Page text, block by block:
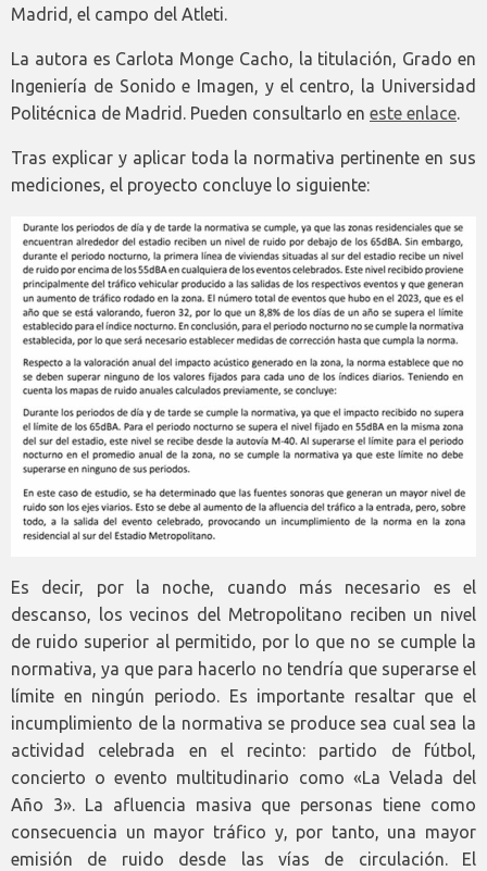
Madrid, el campo del Atleti.
La autora es Carlota Monge Cacho, la titulación, Grado en
Ingeniería de Sonido e Imagen, y el centro, la Universidad
Politécnica de Madrid. Pueden consultarlo en este enlace.
Tras explicar y aplicar toda la normativa pertinente en sus
mediciones, el proyecto concluye lo siguiente:
Es decir, por la noche, cuando más necesario es el
descanso, los vecinos del Metropolitano reciben un nivel
de ruido superior al permitido, por lo que no se cumple la
normativa, ya que para hacerlo no tendría que superarse el
límite en ningún periodo. Es importante resaltar que el
incumplimiento de la normativa se produce sea cual sea la
actividad celebrada en el recinto: partido de fútbol,
concierto o evento multitudinario como «La Velada del
Año 3». La afluencia masiva que personas tiene como
consecuencia un mayor tráfico y, por tanto, una mayor
emisión de ruido desde las vías de circulación. El